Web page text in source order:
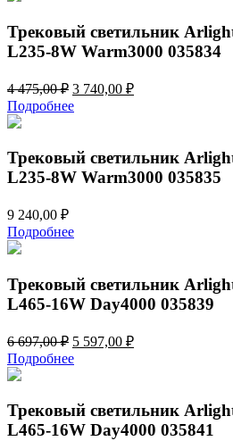
316,00 ₽.
Трековый светильник
L235-8W Warm3000 035834
4 475,00₽ Первоначальная
цена
составляла
475,00 ₽.
3 740,00 ₽Текущая
Подробнее
Трековый светильник
L235-8W Warm3000 035835
9 240,00 ₽
Подробнее
Трековый светильник
L465-16W Day4000 035839
6 697,00₽ Первоначальная
цена
составляла
697,00 ₽.
5 597,00 ₽Текущая
Подробнее
Трековый светильник
L465-16W Day4000 035841